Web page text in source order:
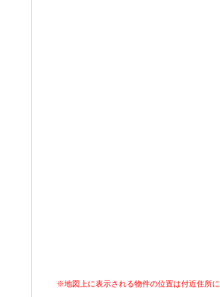
※地図上に表示される物件の位置は付近住所